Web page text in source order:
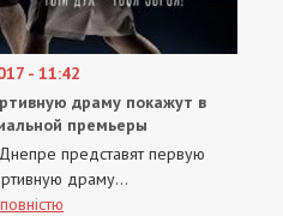
- 11:42
драму покажут в
премьеры
представят первую
драму...